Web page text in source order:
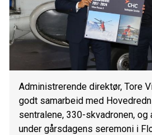
Administrerende direktør, Tore
godt samarbeid med
sentralene, 330-skvadronen, og
under gårsdagens seremoni i